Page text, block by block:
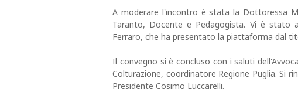
A moderare l'incontro è stata la Dottoressa
Taranto, Docente e Pedagogista. Vi è stato
Ferraro, che ha presentato la piattaforma dal
Il convegno si è concluso con i saluti
Colturazione, coordinatore Regione Puglia. Si
Presidente Cosimo Luccarelli.